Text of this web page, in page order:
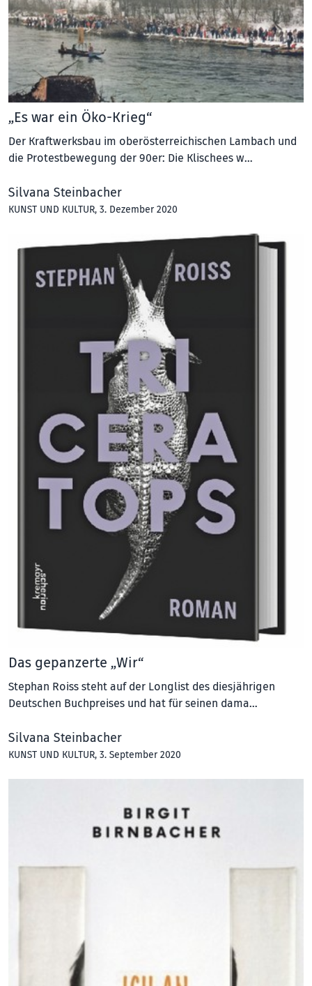
„Es war ein Öko-Krieg“
Der Kraftwerksbau im oberösterreichischen Lambach und
die Protestbewegung der 90er: Die Klischees w…
Silvana Steinbacher
KUNST UND KULTUR, 3. Dezember 2020
Das gepanzerte „Wir“
Stephan Roiss steht auf der Longlist des diesjährigen
Deutschen Buchpreises und hat für seinen dama…
Silvana Steinbacher
KUNST UND KULTUR, 3. September 2020